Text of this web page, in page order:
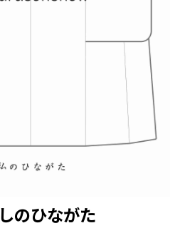
のひながた